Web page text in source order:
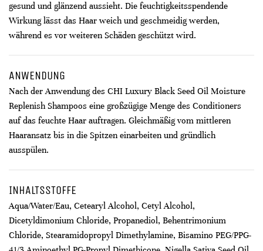
gesund und glänzend aussieht. Die feuchtigkeitsspendende
Wirkung lässt das Haar weich und geschmeidig werden,
während es vor weiteren Schäden geschützt wird.
ANWENDUNG
Nach der Anwendung des CHI Luxury Black Seed Oil Moisture
Replenish Shampoos eine großzügige Menge des Conditioners
auf das feuchte Haar auftragen. Gleichmäßig vom mittleren
Haaransatz bis in die Spitzen einarbeiten und gründlich
ausspülen.
INHALTSSTOFFE
Aqua/Water/Eau, Cetearyl Alcohol, Cetyl Alcohol,
Dicetyldimonium Chloride, Propanediol, Behentrimonium
Chloride, Stearamidopropyl Dimethylamine, Bisamino PEG/PPG-